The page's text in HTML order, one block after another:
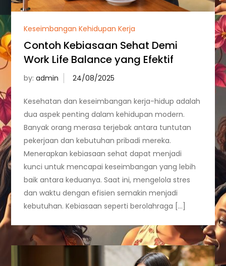
Keseimbangan Kehidupan Kerja
Contoh Kebiasaan Sehat Demi
Work Life Balance yang Efektif
by:admin
Kesehatan dan keseimbangan kerja-hidup adalah
dua aspek penting dalam kehidupan modern.
Banyak orang merasa terjebak antara tuntutan
pekerjaan dan kebutuhan pribadi mereka.
Menerapkan kebiasaan sehat dapat menjadi
kunci untuk mencapai keseimbangan yang lebih
baik antara keduanya. Saat ini, mengelola stres
dan waktu dengan efisien semakin menjadi
kebutuhan. Kebiasaan seperti berolahraga […]